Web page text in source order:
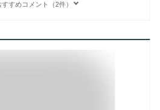
すめコメント（2件）